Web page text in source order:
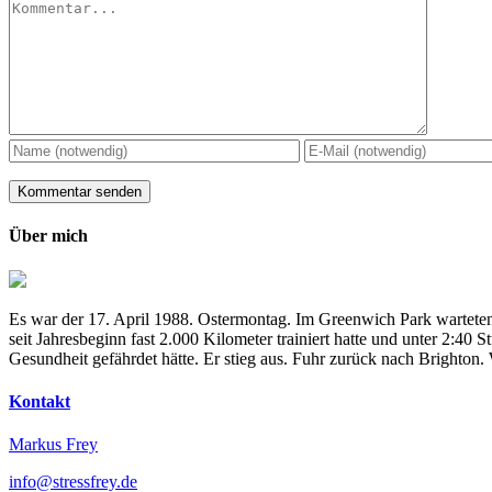
Kommentar
Über mich
Es war der 17. April 1988. Ostermontag. Im Greenwich Park
seit Jahresbeginn fast 2.000 Kilometer trainiert hatte und unter 2:40
Gesundheit gefährdet hätte. Er stieg aus. Fuhr zurück nach
Kontakt
Markus Frey
info@stressfrey.de